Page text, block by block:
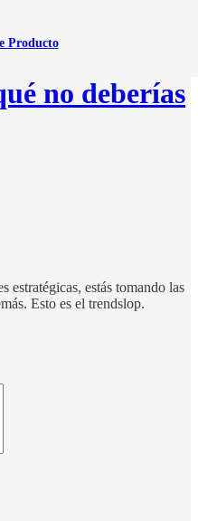
Producto
no deberías
estratégicas, estás tomando las
Esto es el trendslop.